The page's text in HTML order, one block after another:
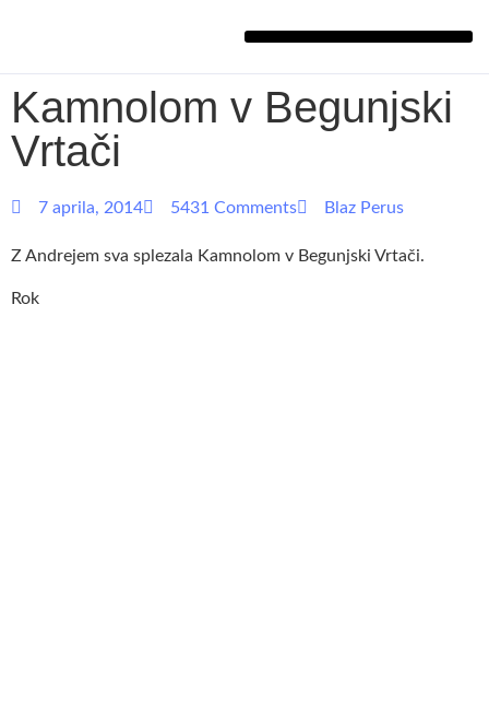
Kamnolom v Begunjski
Vrtači
7 aprila, 2014 5431 Comments Blaz Perus
Z Andrejem sva splezala Kamnolom v Begunjski Vrtači.
Rok